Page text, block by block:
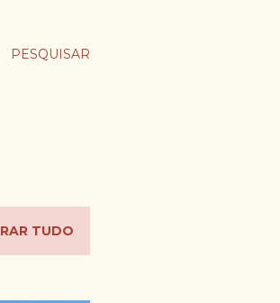
PESQUISAR
TUDO